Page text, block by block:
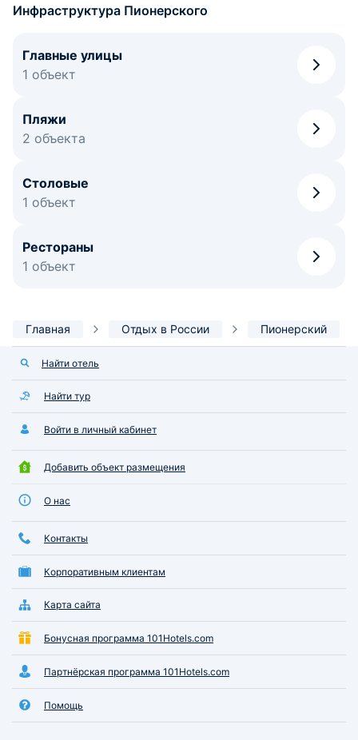
Инфраструктура Пионерского
Главные улицы
1 объект
Пляжи
2 объекта
Столовые
1 объект
Рестораны
1 объект
Главная Отдых в России Пионерский
Найти отель
Найти тур
Войти в личный кабинет
Добавить объект размещения
О нас
Контакты
Корпоративным клиентам
Карта сайта
Бонусная программа 101Hotels.com
Партнёрская программа 101Hotels.com
Помощь